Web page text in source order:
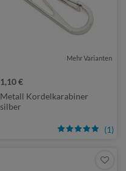
Mehr Varianten
1,10 €
(1)
Metall Kordelkarabiner
silber